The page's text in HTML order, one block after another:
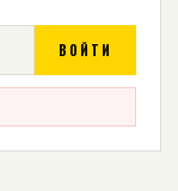
ВОЙТИ